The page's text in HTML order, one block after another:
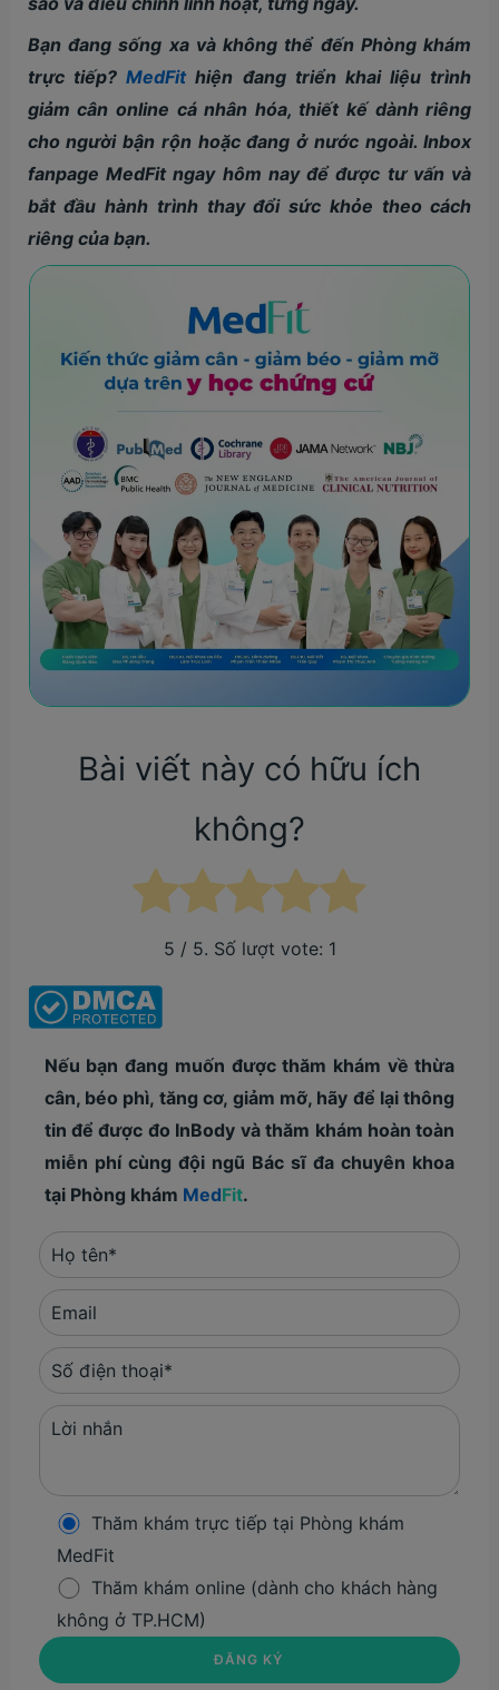
Bạn đang sống xa và không thể đến Phòng khám
trực tiếp?MedFithiện đang triển khai liệu trình
giảm cân online cá nhân hóa, thiết kế dành riêng
cho người bận rộn hoặc đang ở nước ngoài. Inbox
fanpage MedFit ngay hôm nay để được tư vấn và
bắt đầu hành trình thay đổi sức khỏe theo cách
riêng của bạn.
Bài viết này có hữu ích
không?
5 / 5. Số lượt vote: 1
Nếu bạn đang muốn được thăm khám về thừa
cân, béo phì, tăng cơ, giảm mỡ, hãy để lại thông
tin để được đo InBody và thăm khám hoàn toàn
miễn phí cùng đội ngũ Bác sĩ đa chuyên khoa
tại Phòng khám MedFit.
Thăm khám trực tiếp tại Phòng khám
MedFit
Thăm khám online (dành cho khách hàng
không ở TP.HCM)